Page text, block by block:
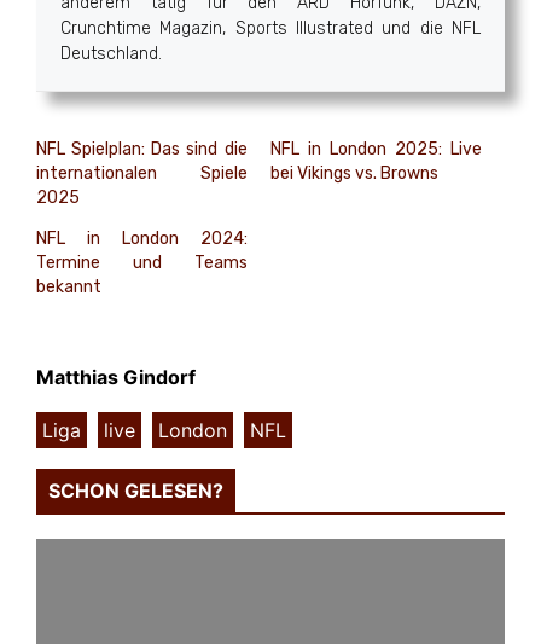
Crunchtime Magazin, Sports Illustrated und die NFL
Deutschland.
NFL Spielplan: Das sind die
internationalen Spiele
2025
NFL in London 2025: Live
bei Vikings vs. Browns
NFL in London 2024:
Termine und Teams
bekannt
Matthias Gindorf
Liga live London NFL
SCHON GELESEN?